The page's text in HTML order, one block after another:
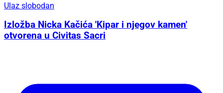
Ulaz slobodan
Izložba Nicka Kačića 'Kipar i njegov kamen'
otvorena u Civitas Sacri